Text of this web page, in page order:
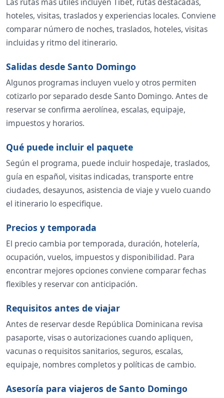
hoteles, visitas, traslados y experiencias locales. Conviene
comparar número de noches, traslados, hoteles, visitas
incluidas y ritmo del itinerario.
Salidas desde Santo Domingo
Algunos programas incluyen vuelo y otros permiten
cotizarlo por separado desde Santo Domingo. Antes de
reservar se confirma aerolínea, escalas, equipaje,
impuestos y horarios.
Qué puede incluir el paquete
Según el programa, puede incluir hospedaje, traslados,
guía en español, visitas indicadas, transporte entre
ciudades, desayunos, asistencia de viaje y vuelo cuando
el itinerario lo especifique.
Precios y temporada
El precio cambia por temporada, duración, hotelería,
ocupación, vuelos, impuestos y disponibilidad. Para
encontrar mejores opciones conviene comparar fechas
flexibles y reservar con anticipación.
Requisitos antes de viajar
Antes de reservar desde República Dominicana revisa
pasaporte, visas o autorizaciones cuando apliquen,
vacunas o requisitos sanitarios, seguros, escalas,
equipaje, nombres completos y políticas de cambio.
Asesoría para viajeros de Santo Domingo